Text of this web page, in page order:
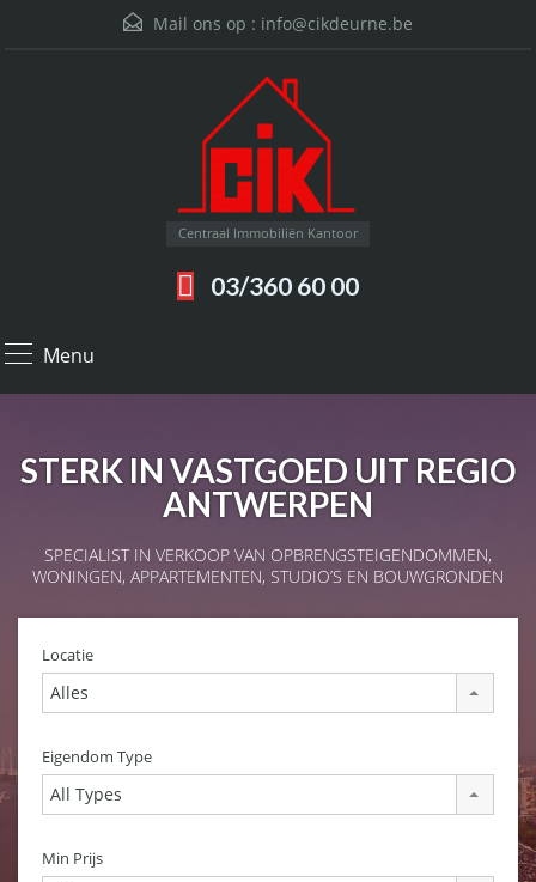
Mail ons op : info@cikdeurne.be
Centraal Immobiliën Kantoor
03/360 60 00
Menu
STERK IN VASTGOED UIT REGIO
ANTWERPEN
SPECIALIST IN VERKOOP VAN OPBRENGSTEIGENDOMMEN,
WONINGEN, APPARTEMENTEN, STUDIO’S EN BOUWGRONDEN
Locatie
Alles
Eigendom Type
All Types
Min Prijs